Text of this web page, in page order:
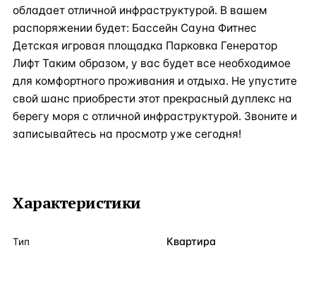
обладает отличной инфраструктурой. В вашем
распоряжении будет: Бассейн Сауна Фитнес
Детская игровая площадка Парковка Генератор
Лифт Таким образом, у вас будет все необходимое
для комфортного проживания и отдыха. Не упустите
свой шанс приобрести этот прекрасный дуплекс на
берегу моря с отличной инфраструктурой. Звоните и
записывайтесь на просмотр уже сегодня!
Характеристики
Тип Квартира